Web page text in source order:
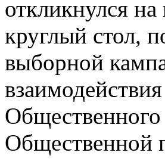
откликнулся
круглый стол,
выборной
Общественного
Общественной